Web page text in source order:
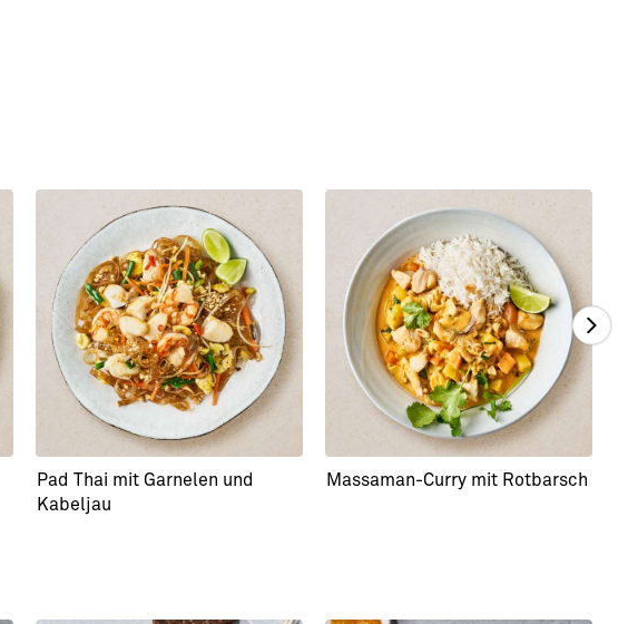
Pad Thai mit Garnelen und
Kabeljau
Massaman-Curry mit Rotbarsch